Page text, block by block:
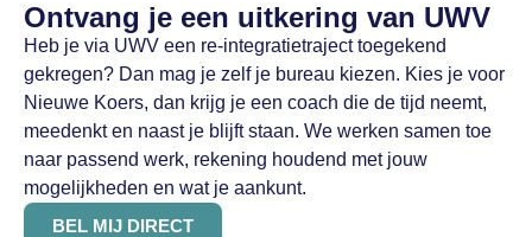
Ontvang je een uitkering van UWV
Heb je via UWV een re-integratietraject toegekend
gekregen? Dan mag je zelf je bureau kiezen. Kies je voor
Nieuwe Koers, dan krijg je een coach die de tijd neemt,
meedenkt en naast je blijft staan. We werken samen toe
naar passend werk, rekening houdend met jouw
mogelijkheden en wat je aankunt.
BEL MIJ DIRECT